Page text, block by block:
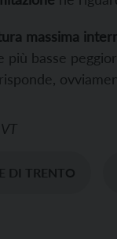
massima
più basse
DI TRENTO